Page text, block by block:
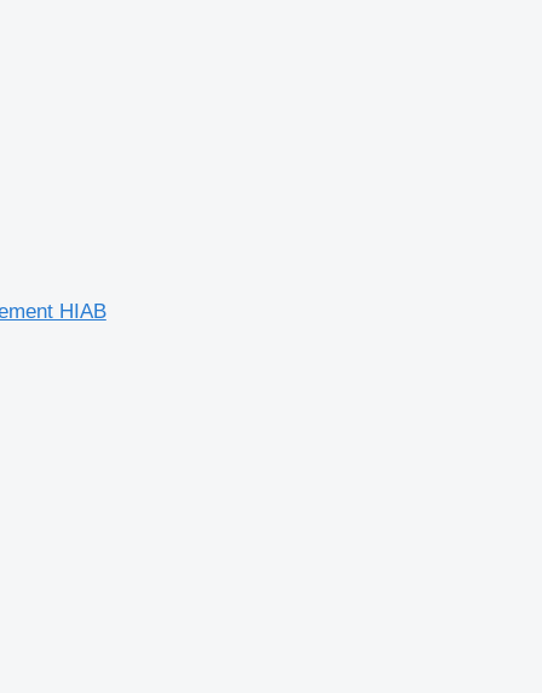
HIAB